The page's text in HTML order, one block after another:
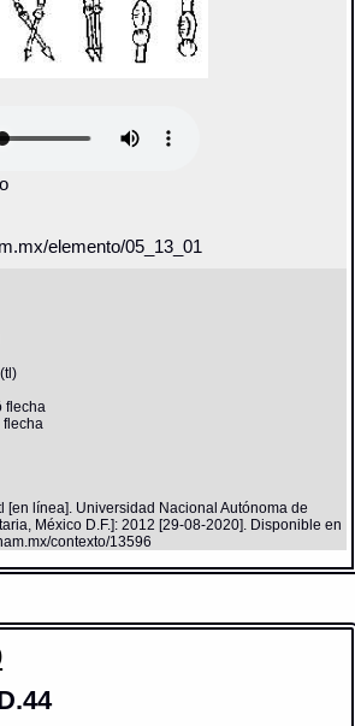
elemento/05_13_01
flecha
flecha
[en línea]. Universidad Nacional Autónoma de
México D.F.]: 2012 [29-08-2020]. Disponible en
contexto/13596